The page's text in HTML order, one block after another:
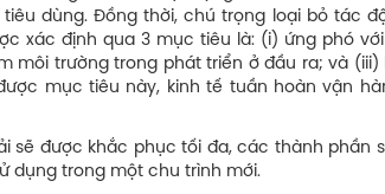
dùng. Đồng thời, chú trọng loại bỏ tác
xác định qua 3 mục tiêu là: (i) ứng phó
môi trường trong phát triển ở đầu ra; và (iii)
mục tiêu này, kinh tế tuần hoàn vận
sẽ được khắc phục tối đa, các thành phần
dụng trong một chu trình mới.